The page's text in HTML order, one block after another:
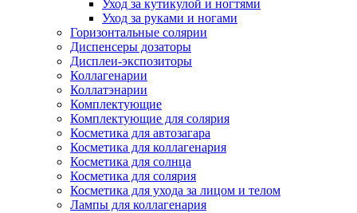
Уход за кутикулой и ногтями
Уход за руками и ногами
Горизонтальные солярии
Диспенсеры дозаторы
Дисплеи-экспозиторы
Коллагенарии
Коллатэнарии
Комплектующие
Комплектующие для солярия
Косметика для автозагара
Косметика для коллагенария
Косметика для солнца
Косметика для солярия
Косметика для ухода за лицом и телом
Лампы для коллагенария